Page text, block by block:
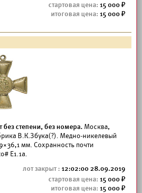
15 000
15 000
без степени, без номера. Москва,
В.К.Збука(?). Медно-никелевый
мм. Сохранность почти
Е1.1а.
12:02:00 28.09.2019
15 000
15 000